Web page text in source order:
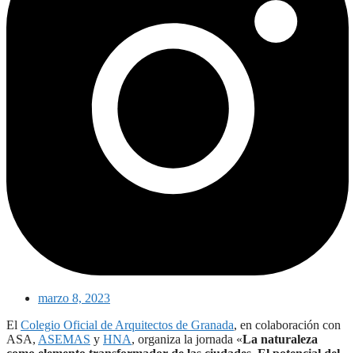
marzo 8, 2023
El Colegio Oficial de Arquitectos de Granada, en colaboración con
ASA, ASEMAS y HNA, organiza la jornada «La naturaleza